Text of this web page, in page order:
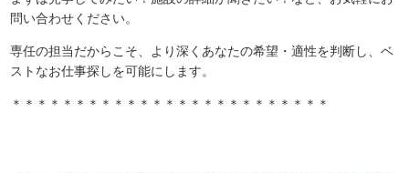
問い合わせください。
専任の担当だからこそ、より深くあなたの希望・適性を判断し、ベ
ストなお仕事探しを可能にします。
＊＊＊＊＊＊＊＊＊＊＊＊＊＊＊＊＊＊＊＊＊＊＊＊＊